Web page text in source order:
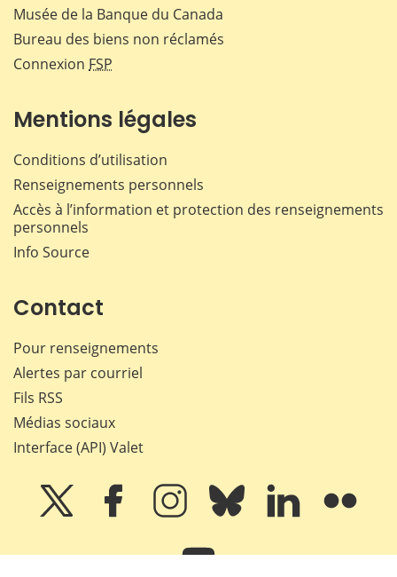
Musée de la Banque du Canada
Bureau des biens non réclamés
Connexion FSP
Mentions légales
Conditions d’utilisation
Renseignements personnels
Accès à l’information et protection des renseignements
personnels
Info Source
Contact
Pour renseignements
Alertes par courriel
Fils RSS
Médias sociaux
Interface (API) Valet